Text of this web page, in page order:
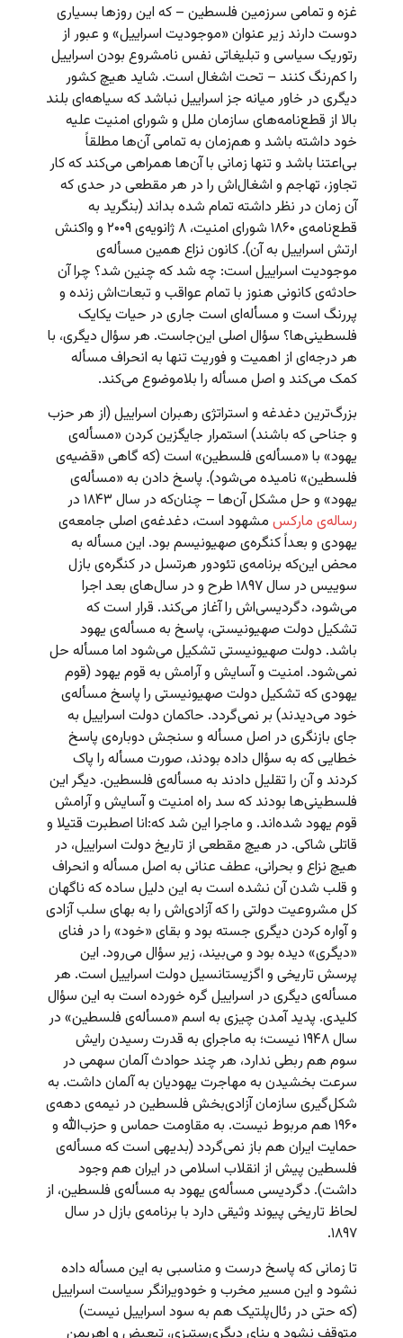
غزه و تمامی سرزمین فلسطین – که این روزها بسیاری
دوست دارند زیر عنوان «موجودیت اسراییل» و عبور از
رتوریک سیاسی و تبلیغاتی نفس نامشروع بودن اسراییل
را کم‌رنگ کنند – تحت اشغال است. شاید هیچ کشور
دیگری در خاور میانه جز اسراییل نباشد که سیاهه‌ای بلند
بالا از قطع‌نامه‌های سازمان ملل و شورای امنیت علیه
خود داشته باشد و هم‌زمان به تمامی آن‌ها مطلقاً
بی‌اعتنا باشد و تنها زمانی با آن‌ها همراهی می‌کند که کار
تجاوز، تهاجم و اشغال‌اش را در هر مقطعی در حدی که
آن زمان در نظر داشته تمام شده بداند (بنگرید به
قطع‌نامه‌ی ۱۸۶۰ شورای امنیت، ۸ ژانویه‌ی ۲۰۰۹ و واکنش
ارتش اسراییل به آن). کانون نزاع همین مسأله‌ی
موجودیت اسراییل است: چه شد که چنین شد؟ چرا آن
حادثه‌ی کانونی هنوز با تمام عواقب و تبعات‌اش زنده و
پررنگ است و مسأله‌ای است جاری در حیات یکایک
فلسطینی‌ها؟ سؤال اصلی این‌جاست. هر سؤال دیگری، با
هر درجه‌ای از اهمیت و فوریت تنها به انحراف مسأله
کمک می‌کند و اصل مسأله را بلاموضوع می‌کند.
بزرگ‌ترین دغدغه و استراتژی رهبران اسراییل (از هر حزب
و جناحی که باشند) استمرار جایگزین کردن «مسأله‌ی
یهود» با «مسأله‌ی فلسطین» است (که گاهی «قضیه‌ی
فلسطین» نامیده می‌شود). پاسخ دادن به «مسأله‌ی
یهود» و حل مشکل آن‌ها – چنان‌که در سال ۱۸۴۳ در
رساله‌ی مارکس مشهود است، دغدغه‌ی اصلی جامعه‌ی
یهودی و بعداً کنگره‌ی صهیونیسم بود. این مسأله به
محض این‌که برنامه‌ی تئودور هرتسل در کنگره‌ی بازل
سوییس در سال ۱۸۹۷ طرح و در سال‌های بعد اجرا
می‌شود، دگردیسی‌اش را آغاز می‌کند. قرار است که
تشکیل دولت صهیونیستی، پاسخ به مسأله‌ی یهود
باشد. دولت صهیونیستی تشکیل می‌شود اما مسأله حل
نمی‌شود. امنیت و آسایش و آرامش به قوم یهود (قوم
یهودی که تشکیل دولت صهیونیستی را پاسخ مسأله‌ی
خود می‌دیدند) بر نمی‌گردد. حاکمان دولت اسراییل به
جای بازنگری در اصل مسأله و سنجش دوباره‌ی پاسخ
خطایی که به سؤال داده بودند، صورت مسأله را پاک
کردند و آن را تقلیل دادند به مسأله‌ی فلسطین. دیگر این
فلسطینی‌ها بودند که سد راه امنیت و آسایش و آرامش
قوم یهود شده‌اند. و ماجرا این شد که:‌انا اصطبرت قتیلا و
قاتلی شاکی. در هیچ مقطعی از تاریخ دولت اسراییل، در
هیچ نزاع و بحرانی، عطف عنانی به اصل مسأله و انحراف
و قلب شدن آن نشده است به این دلیل ساده که ناگهان
کل مشروعیت دولتی را که آزادی‌اش را به بهای سلب آزادی
و آواره کردن دیگری جسته بود و بقای «خود» را در فنای
«دیگری» دیده بود و می‌‌بیند، زیر سؤال می‌رود. این
پرسش تاریخی و اگزیستانسیل دولت اسراییل است. هر
مسأله‌ی دیگری در اسراییل گره خورده است به این سؤال
کلیدی. پدید آمدن چیزی به اسم «مسأله‌ی فلسطین» در
سال ۱۹۴۸ نیست؛ به ماجرای به قدرت رسیدن رایش
سوم هم ربطی ندارد، هر چند حوادث آلمان سهمی در
سرعت بخشیدن به مهاجرت یهودیان به آلمان داشت. به
شکل‌گیری سازمان آزادی‌بخش فلسطین در نیمه‌ی دهه‌ی
۱۹۶۰ هم مربوط نیست. به مقاومت حماس و حزب‌الله و
حمایت ایران هم باز نمی‌گردد (بدیهی است که مسأله‌ی
فلسطین پیش از انقلاب اسلامی در ایران هم وجود
داشت). دگردیسی مسأله‌ی یهود به مسأله‌ی فلسطین، از
لحاظ تاریخی پیوند وثیقی دارد با برنامه‌ی بازل در سال
۱۸۹۷.
تا زمانی که پاسخ درست و مناسبی به این مسأله داده
نشود و این مسیر مخرب و خودویرانگر سیاست اسراییل
(که حتی در رئال‌پلتیک هم به سود اسراییل نیست)‌